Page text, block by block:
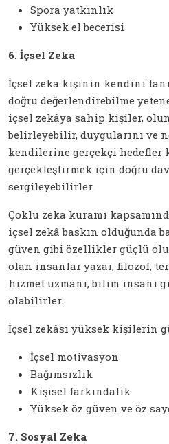
Spora yatkınlık
Yüksek el becerisi
6. İçsel Zeka
İçsel zeka kişinin kendini
doğru değerlendirebilme
içsel zekâya sahip kişiler,
belirleyebilir, duygularını ve
kendilerine gerçekçi hedefler
gerçekleştirmek için doğru
sergileyebilirler.
Çoklu zeka kuramı
içsel zekâ baskın olduğunda
güven gibi özellikler güçlü
olan insanlar yazar, filozof,
hizmet uzmanı, bilim insanı
olabilirler.
İçsel zekâsı yüksek kişilerin
İçsel motivasyon
Bağımsızlık
Kişisel farkındalık
Yüksek öz güven ve öz
7. Sosyal Zeka